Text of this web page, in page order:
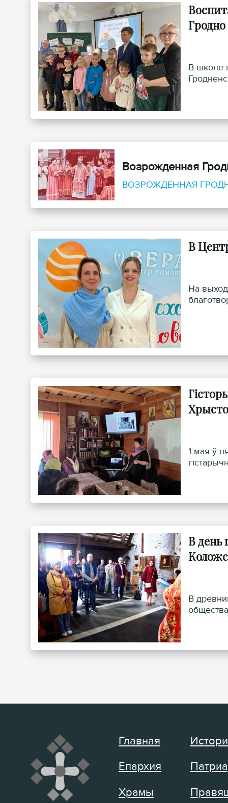
В школе
Возрожденная
ВОЗРОЖДЕННАЯ
В
На
1 мая ў
В день
В
Главная
Епархия
Храмы